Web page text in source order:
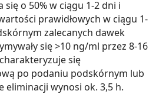
o 50% w ciągu 1-2 dni i
prawidłowych w ciągu 1-
zalecanych dawek
się >10 ng/ml przez 8-16
się
po podaniu podskórnym lub
eliminacji wynosi ok. 3,5 h.